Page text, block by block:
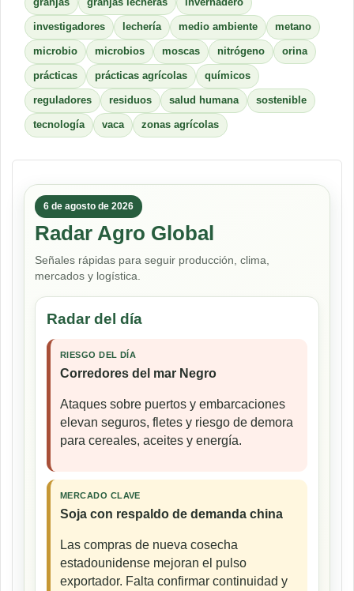
investigadores lechería medio ambiente metano
microbio microbios moscas nitrógeno orina
prácticas prácticas agrícolas químicos
reguladores residuos salud humana sostenible
tecnología vaca zonas agrícolas
6 de agosto de 2026
Radar Agro Global
Señales rápidas para seguir producción, clima,
mercados y logística.
Radar del día
RIESGO DEL DÍA
Corredores del mar Negro
Ataques sobre puertos y embarcaciones
elevan seguros, fletes y riesgo de demora
para cereales, aceites y energía.
MERCADO CLAVE
Soja con respaldo de demanda china
Las compras de nueva cosecha
estadounidense mejoran el pulso
exportador. Falta confirmar continuidad y